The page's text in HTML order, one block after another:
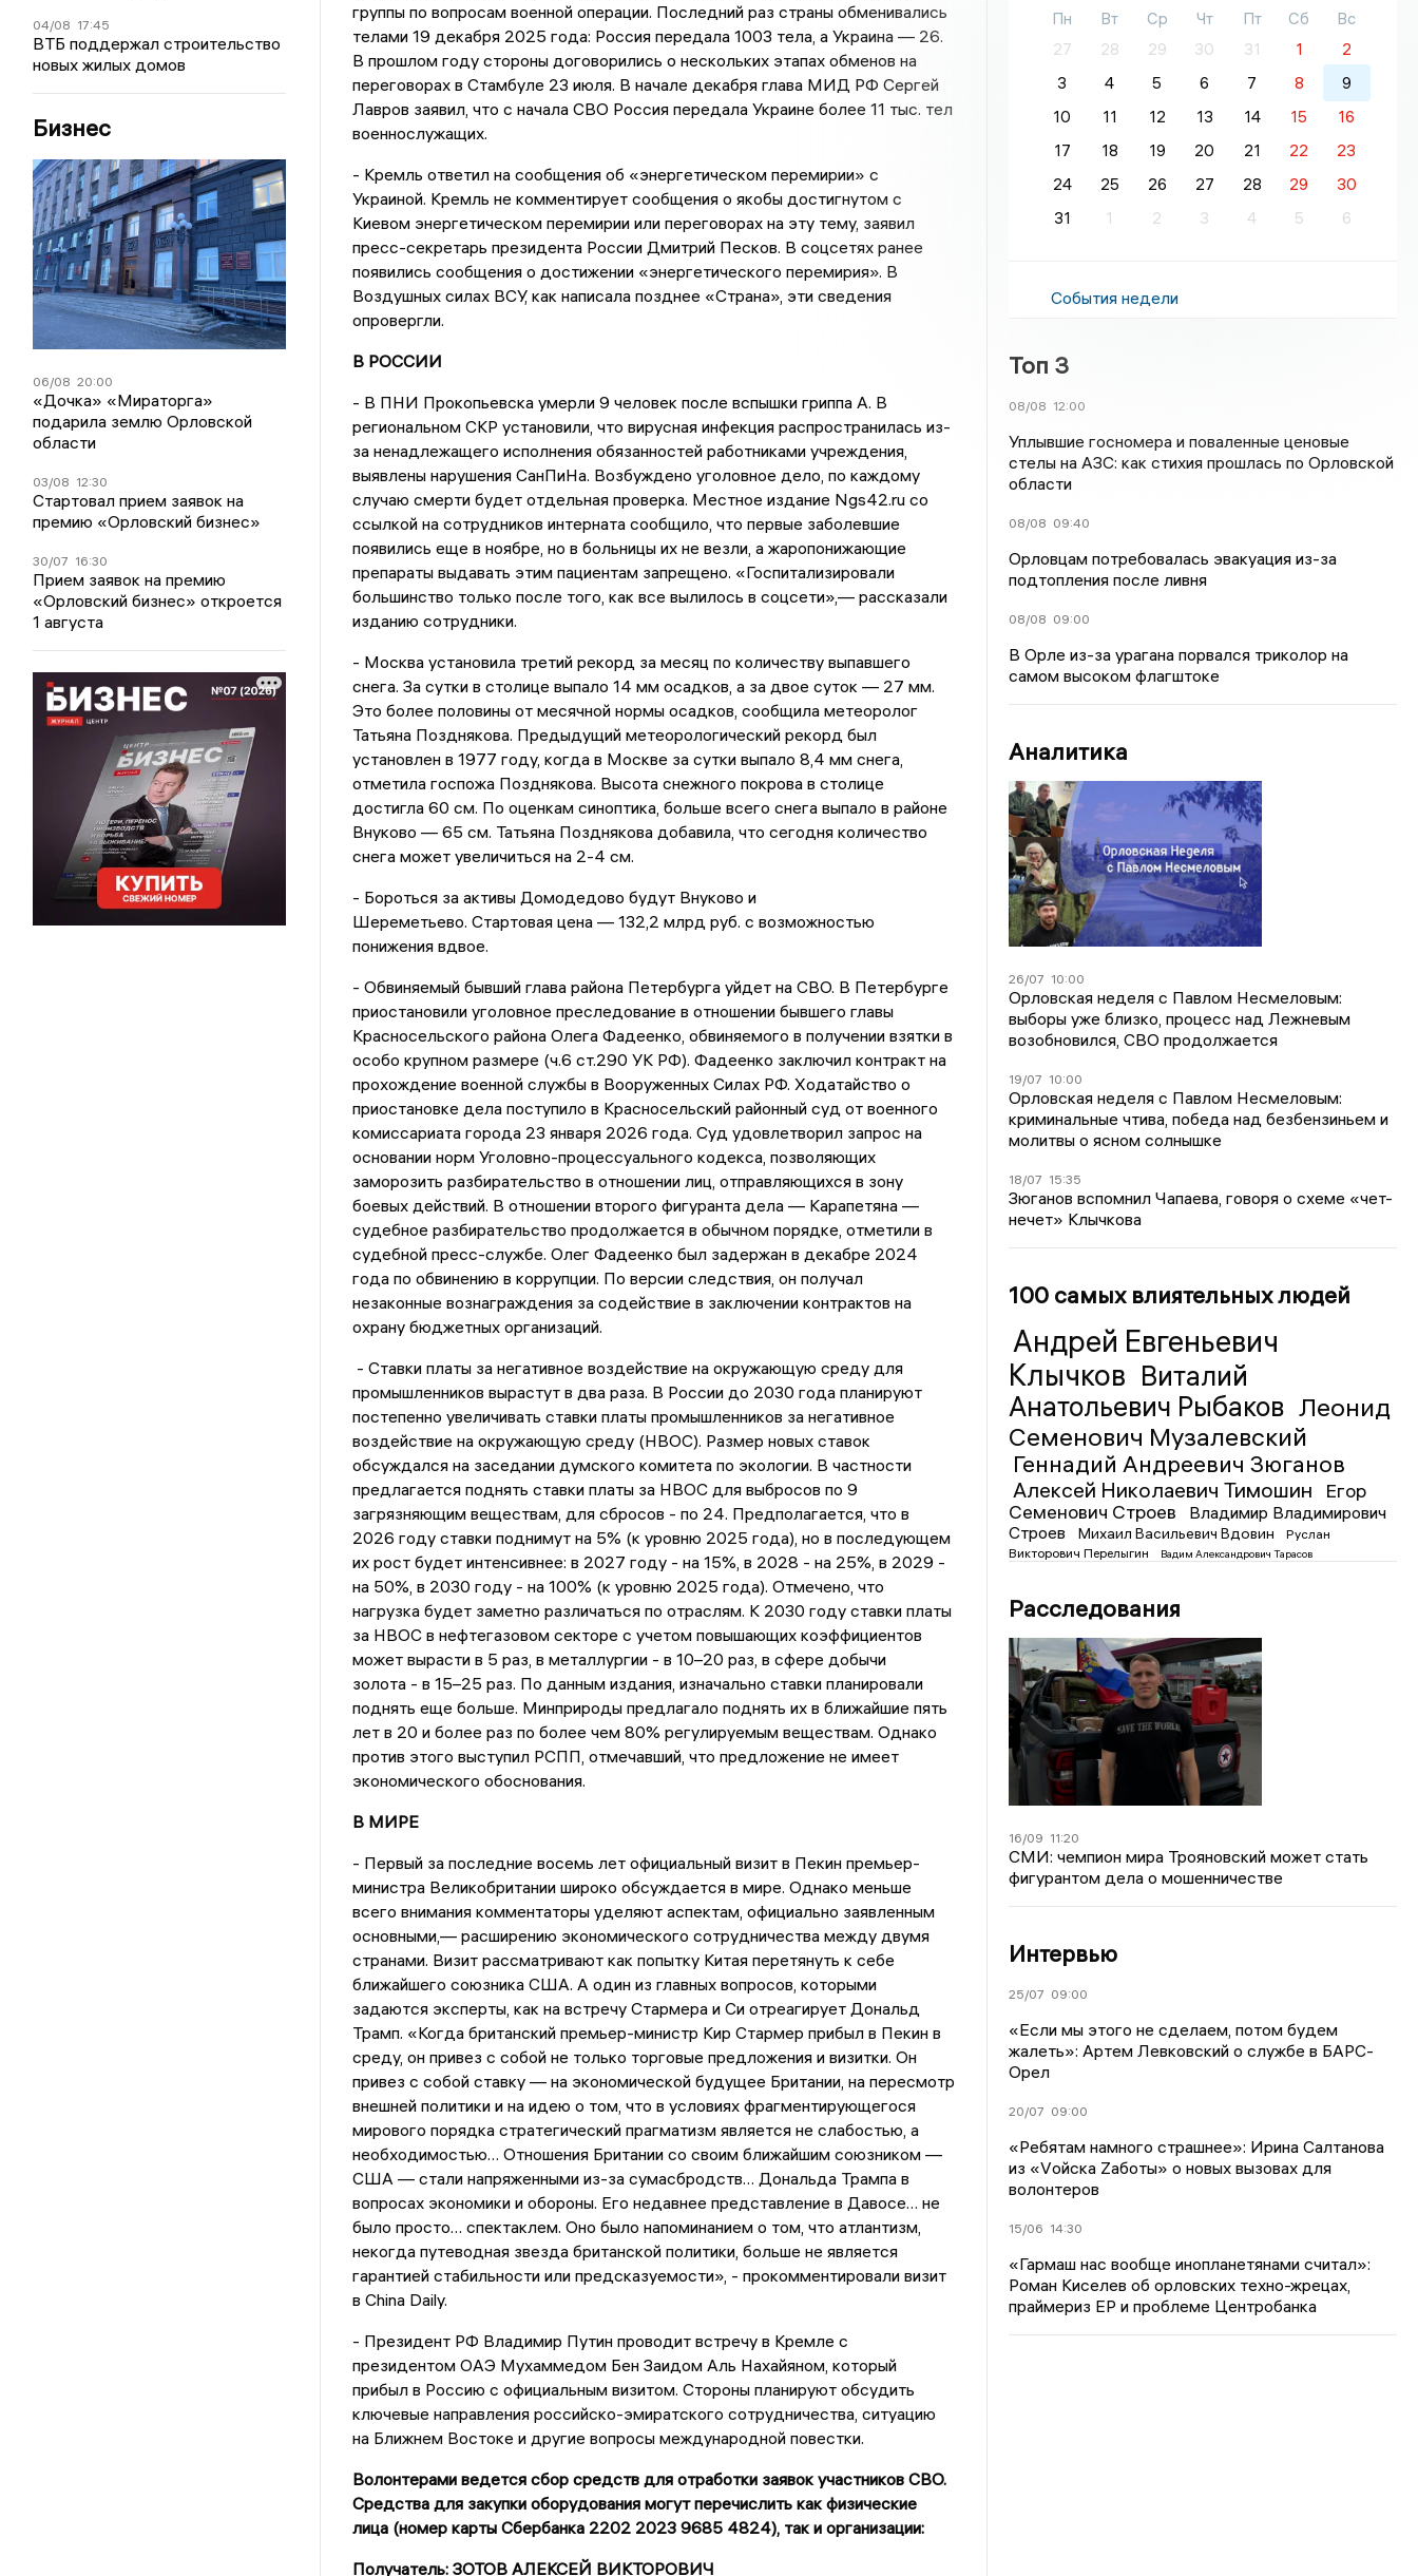
04/08 17:45
ВТБ поддержал строительство
новых жилых домов
Бизнес
06/08 20:00
«Дочка» «Мираторга»
подарила землю Орловской
области
03/08 12:30
Стартовал прием заявок на
премию «Орловский бизнес»
30/07 16:30
Прием заявок на премию
«Орловский бизнес» откроется
1 августа
группы по вопросам военной операции. Последний раз страны обменивались
телами 19 декабря 2025 года: Россия передала 1003 тела, а Украина — 26.
В прошлом году стороны договорились о нескольких этапах обменов на
переговорах в Стамбуле 23 июля. В начале декабря глава МИД РФ Сергей
Лавров заявил, что с начала СВО Россия передала Украине более 11 тыс. тел
военнослужащих.
- Кремль ответил на сообщения об «энергетическом перемирии» с
Украиной. Кремль не комментирует сообщения о якобы достигнутом с
Киевом энергетическом перемирии или переговорах на эту тему, заявил
пресс-секретарь президента России Дмитрий Песков. В соцсетях ранее
появились сообщения о достижении «энергетического перемирия». В
Воздушных силах ВСУ, как написала позднее «Страна», эти сведения
опровергли.
В РОССИИ
- В ПНИ Прокопьевска умерли 9 человек после вспышки гриппа А. В
региональном СКР установили, что вирусная инфекция распространилась из-
за ненадлежащего исполнения обязанностей работниками учреждения,
выявлены нарушения СанПиНа. Возбуждено уголовное дело, по каждому
случаю смерти будет отдельная проверка. Местное издание Ngs42.ru со
ссылкой на сотрудников интерната сообщило, что первые заболевшие
появились еще в ноябре, но в больницы их не везли, а жаропонижающие
препараты выдавать этим пациентам запрещено. «Госпитализировали
большинство только после того, как все вылилось в соцсети»,— рассказали
изданию сотрудники.
- Москва установила третий рекорд за месяц по количеству выпавшего
снега. За сутки в столице выпало 14 мм осадков, а за двое суток — 27 мм.
Это более половины от месячной нормы осадков, сообщила метеоролог
Татьяна Позднякова. Предыдущий метеорологический рекорд был
установлен в 1977 году, когда в Москве за сутки выпало 8,4 мм снега,
отметила госпожа Позднякова. Высота снежного покрова в столице
достигла 60 см. По оценкам синоптика, больше всего снега выпало в районе
Внуково — 65 см. Татьяна Позднякова добавила, что сегодня количество
снега может увеличиться на 2-4 см.
- Бороться за активы Домодедово будут Внуково и
Шереметьево. Стартовая цена — 132,2 млрд руб. с возможностью
понижения вдвое.
- Обвиняемый бывший глава района Петербурга уйдет на СВО. В Петербурге
приостановили уголовное преследование в отношении бывшего главы
Красносельского района Олега Фадеенко, обвиняемого в получении взятки в
особо крупном размере (ч.6 ст.290 УК РФ). Фадеенко заключил контракт на
прохождение военной службы в Вооруженных Силах РФ. Ходатайство о
приостановке дела поступило в Красносельский районный суд от военного
комиссариата города 23 января 2026 года. Суд удовлетворил запрос на
основании норм Уголовно-процессуального кодекса, позволяющих
заморозить разбирательство в отношении лиц, отправляющихся в зону
боевых действий. В отношении второго фигуранта дела — Карапетяна —
судебное разбирательство продолжается в обычном порядке, отметили в
судебной пресс-службе. Олег Фадеенко был задержан в декабре 2024
года по обвинению в коррупции. По версии следствия, он получал
незаконные вознаграждения за содействие в заключении контрактов на
охрану бюджетных организаций.
- Ставки платы за негативное воздействие на окружающую среду для
промышленников вырастут в два раза. В России до 2030 года планируют
постепенно увеличивать ставки платы промышленников за негативное
воздействие на окружающую среду (НВОС). Размер новых ставок
обсуждался на заседании думского комитета по экологии. В частности
предлагается поднять ставки платы за НВОС для выбросов по 9
загрязняющим веществам, для сбросов - по 24. Предполагается, что в
2026 году ставки поднимут на 5% (к уровню 2025 года), но в последующем
их рост будет интенсивнее: в 2027 году - на 15%, в 2028 - на 25%, в 2029 -
на 50%, в 2030 году - на 100% (к уровню 2025 года). Отмечено, что
нагрузка будет заметно различаться по отраслям. К 2030 году ставки платы
за НВОС в нефтегазовом секторе с учетом повышающих коэффициентов
может вырасти в 5 раз, в металлургии - в 10–20 раз, в сфере добычи
золота - в 15–25 раз. По данным издания, изначально ставки планировали
поднять еще больше. Минприроды предлагало поднять их в ближайшие пять
лет в 20 и более раз по более чем 80% регулируемым веществам. Однако
против этого выступил РСПП, отмечавший, что предложение не имеет
экономического обоснования.
В МИРЕ
- Первый за последние восемь лет официальный визит в Пекин премьер-
министра Великобритании широко обсуждается в мире. Однако меньше
всего внимания комментаторы уделяют аспектам, официально заявленным
основными,— расширению экономического сотрудничества между двумя
странами. Визит рассматривают как попытку Китая перетянуть к себе
ближайшего союзника США. А один из главных вопросов, которыми
задаются эксперты, как на встречу Стармера и Си отреагирует Дональд
Трамп. «Когда британский премьер-министр Кир Стармер прибыл в Пекин в
среду, он привез с собой не только торговые предложения и визитки. Он
привез с собой ставку — на экономической будущее Британии, на пересмотр
внешней политики и на идею о том, что в условиях фрагментирующегося
мирового порядка стратегический прагматизм является не слабостью, а
необходимостью… Отношения Британии со своим ближайшим союзником —
США — стали напряженными из-за сумасбродств… Дональда Трампа в
вопросах экономики и обороны. Его недавнее представление в Давосе… не
было просто… спектаклем. Оно было напоминанием о том, что атлантизм,
некогда путеводная звезда британской политики, больше не является
гарантией стабильности или предсказуемости», - прокомментировали визит
в China Daily.
- Президент РФ Владимир Путин проводит встречу в Кремле с
президентом ОАЭ Мухаммедом Бен Заидом Аль Нахайяном, который
прибыл в Россию с официальным визитом. Стороны планируют обсудить
ключевые направления российско-эмиратского сотрудничества, ситуацию
на Ближнем Востоке и другие вопросы международной повестки.
Волонтерами ведется сбор средств для отработки заявок участников СВО.
Средства для закупки оборудования могут перечислить как физические
лица (номер карты Сбербанка 2202 2023 9685 4824), так и организации:
Получатель: ЗОТОВ АЛЕКСЕЙ ВИКТОРОВИЧ
Пн Вт Ср Чт Пт Сб
Вс
27
28 29 30 31 1
2
3
4 5 6 7 8
9
10
11 12 13 14 15
16
17
18 19 20 21 22
23
24
25 26 27 28 29
30
31
1 2 3 4 5 6
События недели
Топ 3
08/08 12:00
Уплывшие госномера и поваленные ценовые
стелы на АЗС: как стихия прошлась по Орловской
области
08/08 09:40
Орловцам потребовалась эвакуация из-за
подтопления после ливня
08/08 09:00
В Орле из-за урагана порвался триколор на
самом высоком флагштоке
Аналитика
26/07 10:00
Орловская неделя с Павлом Несмеловым:
выборы уже близко, процесс над Лежневым
возобновился, СВО продолжается
19/07 10:00
Орловская неделя с Павлом Несмеловым:
криминальные чтива, победа над безбензиньем и
молитвы о ясном солнышке
18/07 15:35
Зюганов вспомнил Чапаева, говоря о схеме «чет-
нечет» Клычкова
100 самых влиятельных людей
Андрей Евгеньевич
Клычков Виталий
Анатольевич Рыбаков Леонид
Семенович Музалевский
Геннадий Андреевич Зюганов
Алексей Николаевич Тимошин
Егор
Семенович Строев
Владимир Владимирович
Строев
Михаил Васильевич Вдовин
Руслан
Викторович Перелыгин
Вадим Александрович Тарасов
Расследования
16/09 11:20
СМИ: чемпион мира Трояновский может стать
фигурантом дела о мошенничестве
Интервью
25/07 09:00
«Если мы этого не сделаем, потом будем
жалеть»: Артем Левковский о службе в БАРС-
Орел
20/07 09:00
«Ребятам намного страшнее»: Ирина Салтанова
из «Vойска Zаботы» о новых вызовах для
волонтеров
15/06 14:30
«Гармаш нас вообще инопланетянами считал»:
Роман Киселев об орловских техно-жрецах,
праймериз ЕР и проблеме Центробанка